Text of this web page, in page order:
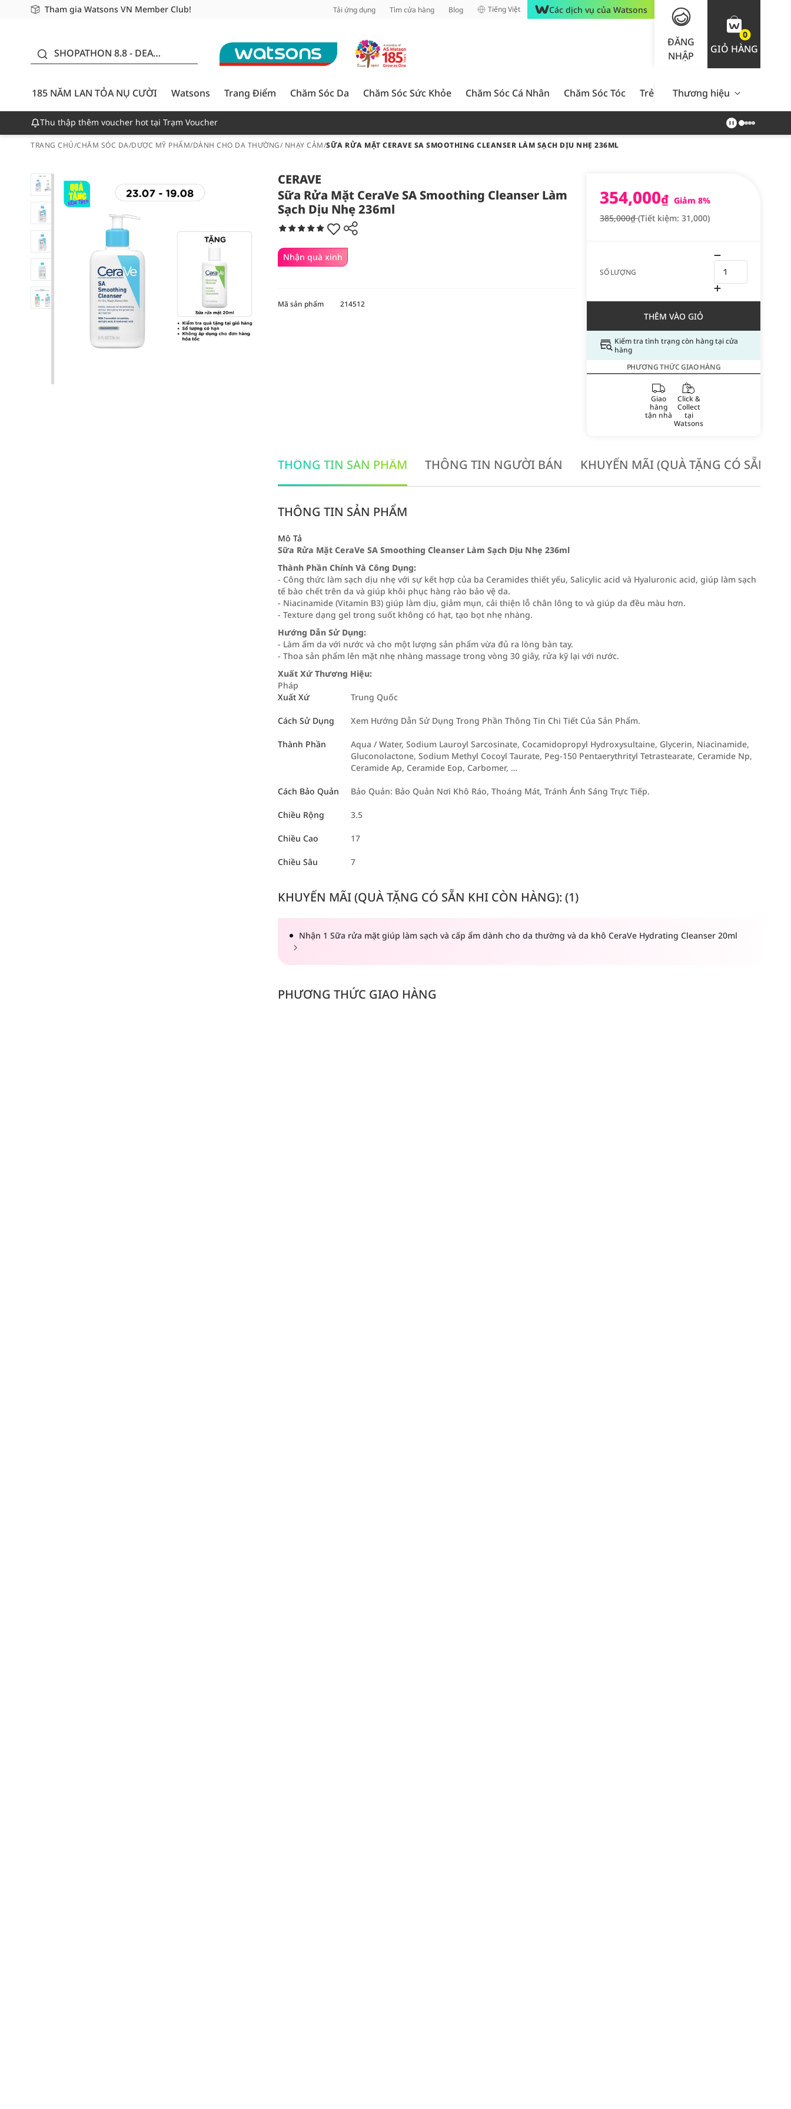
Tham gia Watsons VN Member Club!
Miễn phí giao hàng cho đơn hàng từ 249,000Đ
Giao hàng nhanh 24h - Áp dụng khu vực TP. Hồ Chí Minh Tải ứng dụng Tìm cửa hàng Blog Tiếng Việt Các dịch vụ của Watsons
ĐĂNG
NHẬP
0
GIỎ HÀNG
SHOPATHON 8.8 - DEAL
CƯỜI - GIẢM ĐẾN 50%
185 NĂM LAN TỎA NỤ CƯỜI Watsons Trang Điểm Chăm Sóc Da Chăm Sóc Sức Khỏe Chăm Sóc Cá Nhân Chăm Sóc Tóc Trẻ Em Nam Giới Chăm Sóc
Thương hiệu
Thu thập thêm voucher hot tại Trạm Voucher
TRANG CHỦ/CHĂM SÓC DA/DƯỢC MỸ PHẨM/DÀNH CHO DA THƯỜNG/ NHẠY CẢM/SỮA RỬA MẶT CERAVE SA SMOOTHING CLEANSER LÀM SẠCH DỊU NHẸ 236ML
CERAVE
Sữa Rửa Mặt CeraVe SA Smoothing Cleanser Làm
Sạch Dịu Nhẹ 236ml
Nhận quà xinh
354,000₫ Giảm 8%
385,000₫(Tiết kiệm: 31,000)
SỐ LƯỢNG
THÊM VÀO GIỎ
Kiểm tra tình trạng còn hàng tại cửa
hàng
PHƯƠNG THỨC GIAO HÀNG
Giao
hàng
tận nhà
Click &
Collect
tại
Watsons
Mã sản phẩm 214512
THÔNG TIN SẢN PHẨM THÔNG TIN NGƯỜI BÁN KHUYẾN MÃI (QUÀ TẶNG CÓ SẴN
THÔNG TIN SẢN PHẨM
Mô Tả
Sữa Rửa Mặt CeraVe SA Smoothing Cleanser Làm Sạch Dịu Nhẹ 236ml
Thành Phần Chính Và Công Dụng:
- Công thức làm sạch dịu nhẹ với sự kết hợp của ba Ceramides thiết yếu, Salicylic acid và Hyaluronic acid, giúp làm sạch
tế bào chết trên da và giúp khôi phục hàng rào bảo vệ da.
- Niacinamide (Vitamin B3) giúp làm dịu, giảm mụn, cải thiện lỗ chân lông to và giúp da đều màu hơn.
- Texture dạng gel trong suốt không có hạt, tạo bọt nhẹ nhàng.
Hướng Dẫn Sử Dụng:
- Làm ẩm da với nước và cho một lượng sản phẩm vừa đủ ra lòng bàn tay.
- Thoa sản phẩm lên mặt nhẹ nhàng massage trong vòng 30 giây, rửa kỹ lại với nước.
Xuất Xứ Thương Hiệu:
Pháp
Xuất Xứ
Trung Quốc
Cách Sử Dụng Xem Hướng Dẫn Sử Dụng Trong Phần Thông Tin Chi Tiết Của Sản Phẩm.
Thành Phần
Aqua / Water, Sodium Lauroyl Sarcosinate, Cocamidopropyl Hydroxysultaine, Glycerin, Niacinamide,
Gluconolactone, Sodium Methyl Cocoyl Taurate, Peg-150 Pentaerythrityl Tetrastearate, Ceramide Np,
Ceramide Ap, Ceramide Eop, Carbomer, …
Cách Bảo Quản Bảo Quản: Bảo Quản Nơi Khô Ráo, Thoáng Mát, Tránh Ánh Sáng Trực Tiếp.
Chiều Rộng 3.5
Chiều Cao 17
Chiều Sâu 7
KHUYẾN MÃI (QUÀ TẶNG CÓ SẴN KHI CÒN HÀNG): (1)
Nhận 1 Sữa rửa mặt giúp làm sạch và cấp ẩm dành cho da thường và da khô CeraVe Hydrating Cleanser 20ml
PHƯƠNG THỨC GIAO HÀNG